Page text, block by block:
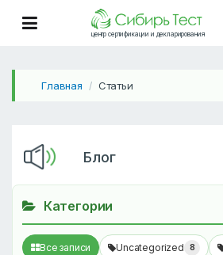
центр сертификации и декларирования
Главная / Статьи
Блог
Категории
Все записи Uncategorized 8